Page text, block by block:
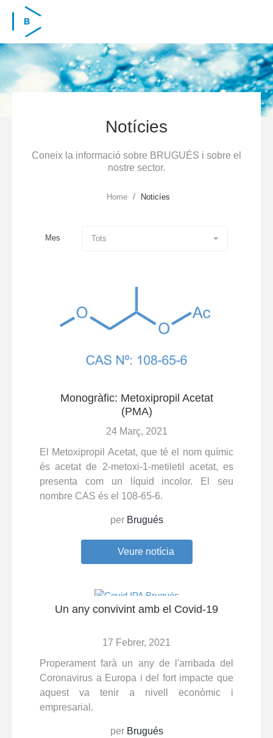
Skip to main content
Notícies
Coneix la informació sobre BRUGUÉS i sobre el
nostre sector.
Home / Noticíes
Mes Tots
Monogràfic: Metoxipropil Acetat
(PMA)
24 Març, 2021
El Metoxipropil Acetat, que té el nom químic
és acetat de 2-metoxi-1-metiletil acetat, es
presenta com un líquid incolor. El seu
nombre CAS és el 108-65-6.
per Brugués
Veure notícia
Un any convivint amb el Covid-19
17 Febrer, 2021
Properament farà un any de l'arribada del
Coronavirus a Europa i del fort impacte que
aquest va tenir a nivell econòmic i
empresarial.
per Brugués